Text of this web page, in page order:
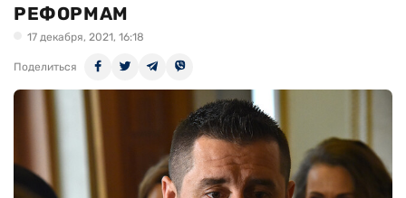
РЕФОРМАМ
17 декабря, 2021, 16:18
Поделиться